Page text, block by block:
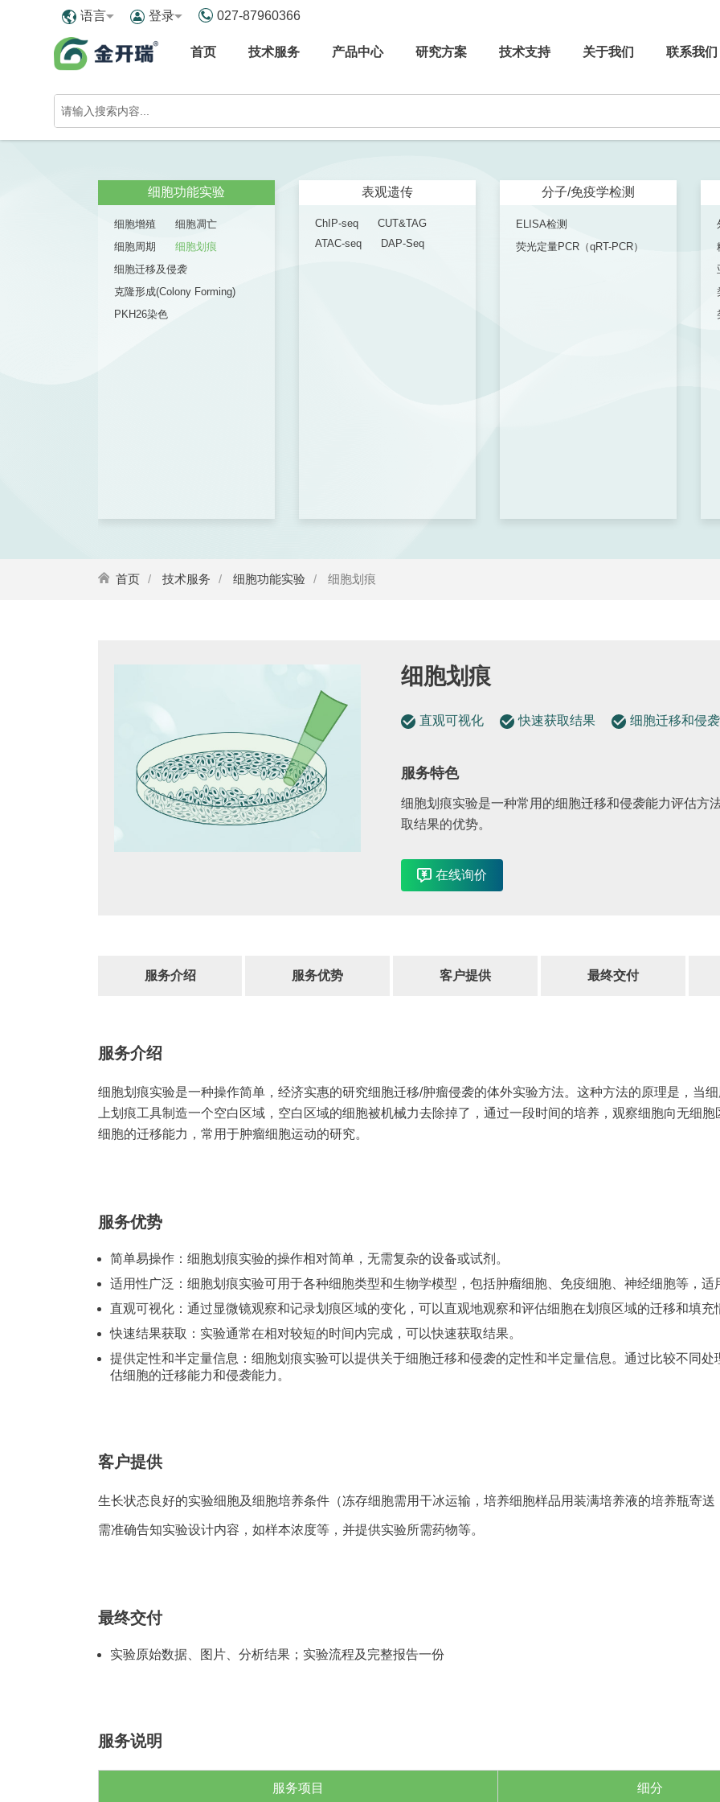
首页 技术服务 产品中心 研究方案 技术支持 关于我们 联系我们
语言 登录 027-87960366
细胞功能实验
细胞增殖
细胞凋亡
细胞周期
细胞划痕
细胞迁移及侵袭
克隆形成(Colony Forming)
PKH26染色
表观遗传
ChIP-seq
CUT&TAG
ATAC-seq
DAP-Seq
分子/免疫学检测
ELISA检测
荧光定量PCR（qRT-PCR）
首页 技术服务 细胞功能实验 细胞划痕
细胞划痕
直观可视化 快速获取结果 细胞迁移和侵袭
服务特色
细胞划痕实验是一种常用的细胞迁移和侵袭能力评估方
取结果的优势。
在线询价
服务介绍 服务优势 客户提供 最终交付
服务介绍
细胞划痕实验是一种操作简单，经济实惠的研究细胞迁移/肿瘤侵袭的体外实验方法。这种方法的原理是，当
上划痕工具制造一个空白区域，空白区域的细胞被机械力去除掉了，通过一段时间的培养，观察细胞向无细
细胞的迁移能力，常用于肿瘤细胞运动的研究。
服务优势
简单易操作：细胞划痕实验的操作相对简单，无需复杂的设备或试剂。
适用性广泛：细胞划痕实验可用于各种细胞类型和生物学模型，包括肿瘤细胞、免疫细胞、神经细胞等，适
直观可视化：通过显微镜观察和记录划痕区域的变化，可以直观地观察和评估细胞在划痕区域的迁移和填充
快速结果获取：实验通常在相对较短的时间内完成，可以快速获取结果。
提供定性和半定量信息：细胞划痕实验可以提供关于细胞迁移和侵袭的定性和半定量信息。通过比较不同
估细胞的迁移能力和侵袭能力。
客户提供
生长状态良好的实验细胞及细胞培养条件（冻存细胞需用干冰运输，培养细胞样品用装满培养液的培养瓶寄
需准确告知实验设计内容，如样本浓度等，并提供实验所需药物等。
最终交付
实验原始数据、图片、分析结果；实验流程及完整报告一份
服务说明
服务项目 细分